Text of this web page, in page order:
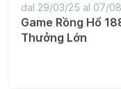
Game Rồng Hổ
Thưởng Lớn
dal 29/03/25 al 07/